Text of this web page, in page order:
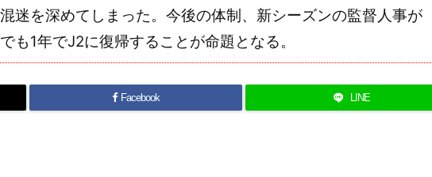
迷を深めてしまった。今後の体制、新シーズンの監督人事が
も1年でJ2に復帰することが命題となる。
Facebook LINE